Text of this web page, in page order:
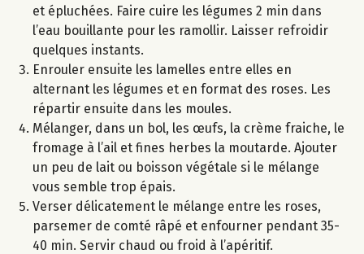
et épluchées. Faire cuire les légumes 2 min dans
l’eau bouillante pour les ramollir. Laisser refroidir
quelques instants.
Enrouler ensuite les lamelles entre elles en
alternant les légumes et en format des roses. Les
répartir ensuite dans les moules.
Mélanger, dans un bol, les œufs, la crème fraiche, le
fromage à l’ail et fines herbes la moutarde. Ajouter
un peu de lait ou boisson végétale si le mélange
vous semble trop épais.
Verser délicatement le mélange entre les roses,
parsemer de comté râpé et enfourner pendant 35-
40 min. Servir chaud ou froid à l’apéritif.